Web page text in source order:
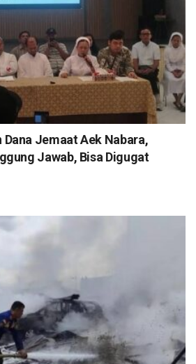
Dana Jemaat Aek Nabara,
Jawab, Bisa Digugat